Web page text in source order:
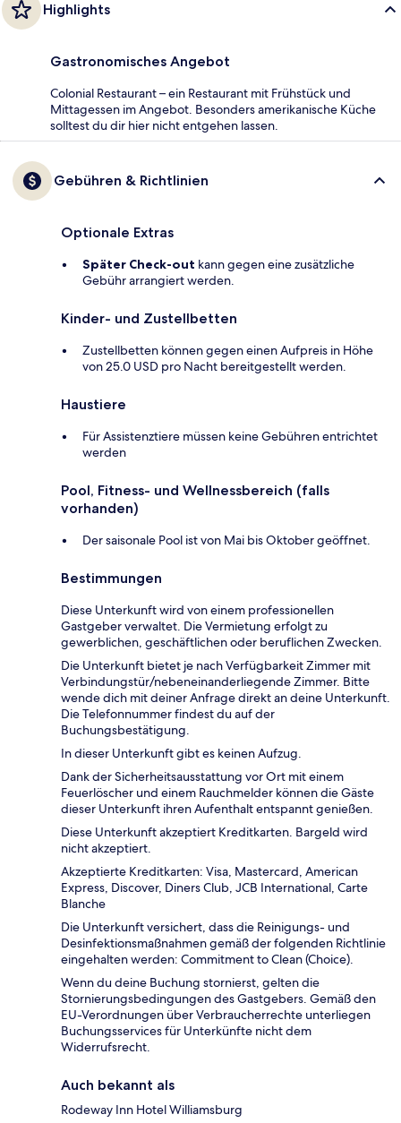
Highlights
Gastronomisches Angebot
Colonial Restaurant – ein Restaurant mit Frühstück und
Mittagessen im Angebot. Besonders amerikanische Küche
solltest du dir hier nicht entgehen lassen.
Gebühren & Richtlinien
Optionale Extras
Später Check-out kann gegen eine zusätzliche
Gebühr arrangiert werden.
Kinder- und Zustellbetten
Zustellbetten können gegen einen Aufpreis in Höhe
von 25.0 USD pro Nacht bereitgestellt werden.
Haustiere
Für Assistenztiere müssen keine Gebühren entrichtet
werden
Pool, Fitness- und Wellnessbereich (falls
vorhanden)
Der saisonale Pool ist von Mai bis Oktober geöffnet.
Bestimmungen
Diese Unterkunft wird von einem professionellen
Gastgeber verwaltet. Die Vermietung erfolgt zu
gewerblichen, geschäftlichen oder beruflichen Zwecken.
Die Unterkunft bietet je nach Verfügbarkeit Zimmer mit
Verbindungstür/nebeneinanderliegende Zimmer. Bitte
wende dich mit deiner Anfrage direkt an deine Unterkunft.
Die Telefonnummer findest du auf der
Buchungsbestätigung.
In dieser Unterkunft gibt es keinen Aufzug.
Dank der Sicherheitsausstattung vor Ort mit einem
Feuerlöscher und einem Rauchmelder können die Gäste
dieser Unterkunft ihren Aufenthalt entspannt genießen.
Diese Unterkunft akzeptiert Kreditkarten. Bargeld wird
nicht akzeptiert.
Akzeptierte Kreditkarten: Visa, Mastercard, American
Express, Discover, Diners Club, JCB International, Carte
Blanche
Die Unterkunft versichert, dass die Reinigungs- und
Desinfektionsmaßnahmen gemäß der folgenden Richtlinie
eingehalten werden: Commitment to Clean (Choice).
Wenn du deine Buchung stornierst, gelten die
Stornierungsbedingungen des Gastgebers. Gemäß den
EU-Verordnungen über Verbraucherrechte unterliegen
Buchungsservices für Unterkünfte nicht dem
Widerrufsrecht.
Auch bekannt als
Rodeway Inn Hotel Williamsburg